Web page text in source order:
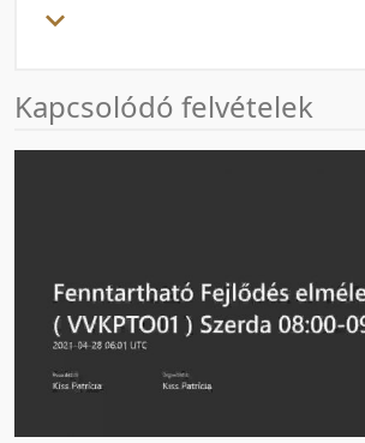
Kapcsolódó felvételek